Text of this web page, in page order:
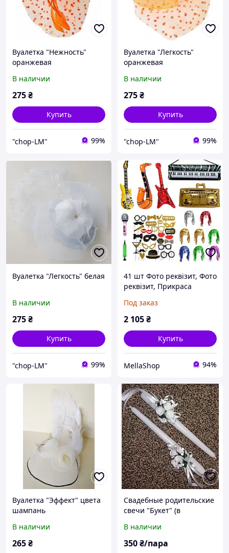
Вуалетка "Нежность"
оранжевая
В наличии
275₴
Купить
"chop-LM" 99%
Вуалетка "Легкость"
оранжевая
В наличии
275₴
Купить
"chop-LM" 99%
Вуалетка "Легкость" белая
В наличии
275₴
Купить
"chop-LM" 99%
41 шт Фото реквізит, Фото
реквізит, Прикраса
Фоторамка Весільні
аксесуари День
Різдво
Под заказ
2 105₴
Купить
MellaShop 94%
Вуалетка "Эффект" цвета
шампань
В наличии
265₴
Свадебные родительские
свечи "Букет" (в
В наличии
350₴/пара